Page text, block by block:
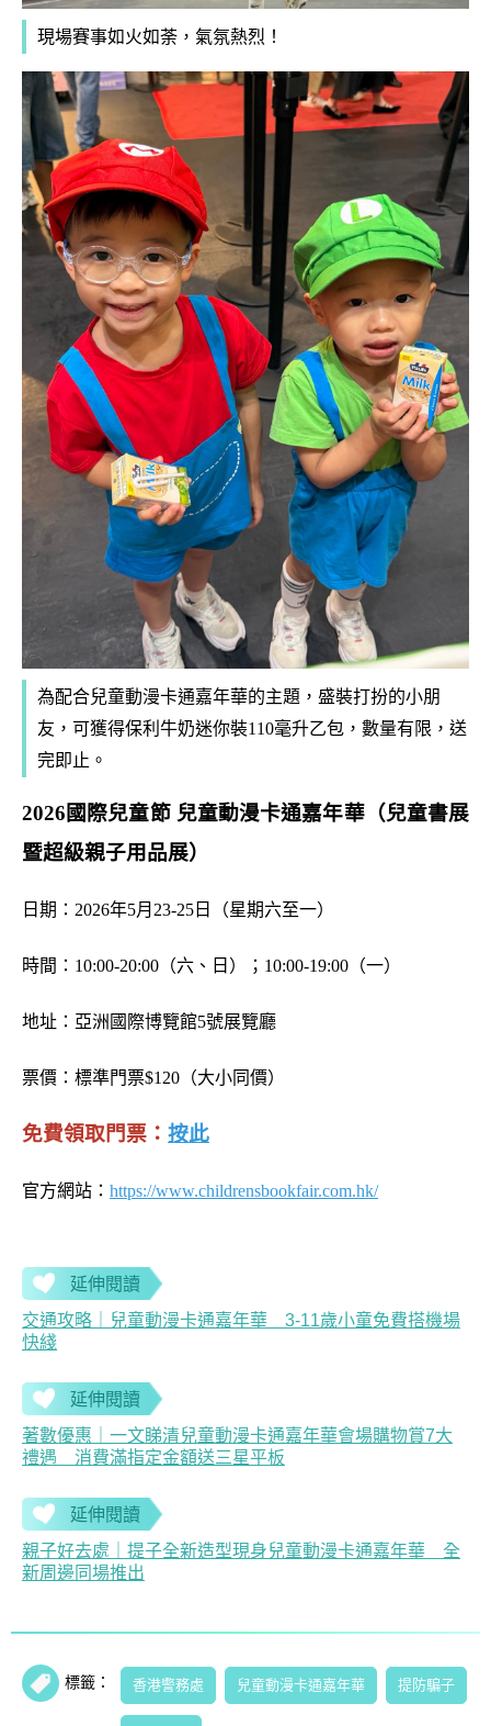
現場賽事如火如荼，氣氛熱烈！
為配合兒童動漫卡通嘉年華的主題，盛裝打扮的小朋
友，可獲得保利牛奶迷你裝110毫升乙包，數量有限，送
完即止。
2026國際兒童節 兒童動漫卡通嘉年華（兒童書展
暨超級親子用品展）
日期：2026年5月23-25日（星期六至一）
時間：10:00-20:00（六、日）；10:00-19:00（一）
地址：亞洲國際博覽館5號展覽廳
票價：標準門票$120（大小同價）
免費領取門票： 按此
官方網站： https://www.childrensbookfair.com.hk/
延伸閱讀
交通攻略｜兒童動漫卡通嘉年華 3-11歲小童免費搭機場
快綫
延伸閱讀
著數優惠｜一文睇清兒童動漫卡通嘉年華會場購物賞7大
禮遇 消費滿指定金額送三星平板
延伸閱讀
親子好去處｜提子全新造型現身兒童動漫卡通嘉年華 全
新周邊同場推出
標籤： 香港警務處 兒童動漫卡通嘉年華 提防騙子